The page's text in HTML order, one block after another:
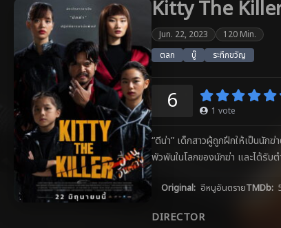
Kitty The
Jun. 22, 2023
120 Min.
ตลก
บู๊ ระทึกขวัญ
6 1 vote
“ดีน่า” เด็กสาวผู้ถูกฝึกให้เป็นนัก
พัวพันในโลกของนักฆ่า และได้รับ
Original: อีหนูอันตรายTMDb:
DIRECTOR